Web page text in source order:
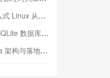
序开发（第二部分，实践）
）:是否有市场空间？
构与落地实战